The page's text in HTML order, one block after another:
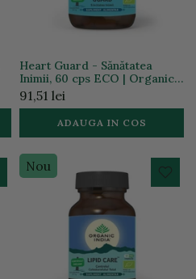
Heart Guard - Sănătatea
Inimii, 60 cps ECO | Organic
India
91,51 lei
ADAUGA IN COS
Nou